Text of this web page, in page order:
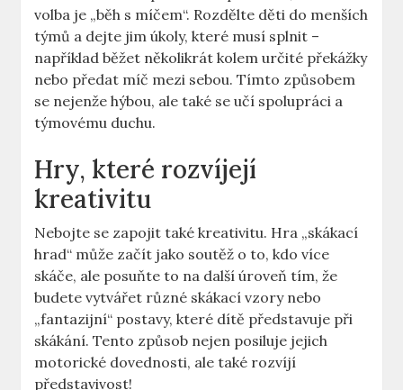
volba je „běh s míčem“. Rozdělte děti do menších
týmů a dejte jim úkoly, které musí splnit –
například běžet několikrát kolem určité překážky
nebo předat míč mezi sebou. Tímto způsobem
se nejenže hýbou, ale také se učí spolupráci a
týmovému duchu.
Hry, které rozvíjejí
kreativitu
Nebojte se zapojit také kreativitu. Hra „skákací
hrad“ může začít jako soutěž o to, kdo více
skáče, ale posuňte to na další úroveň tím, že
budete vytvářet různé skákací vzory nebo
„fantazijní“ postavy, které dítě představuje při
skákání. Tento způsob nejen posiluje jejich
motorické dovednosti, ale také rozvíjí
představivost!